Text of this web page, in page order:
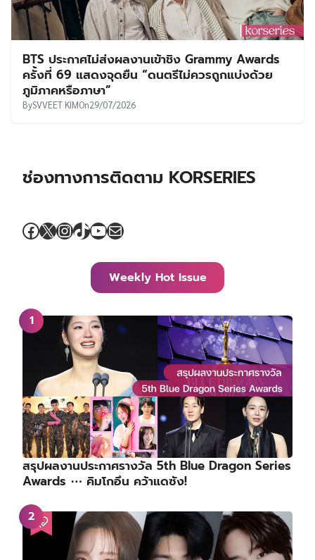
BTS ประกาศไม่ส่งผลงานเข้าชิง Grammy Awards
ครั้งที่ 69 แสดงจุดยืน “ดนตรีไม่ควรถูกแบ่งด้วย
ภูมิภาคหรือภาษา”
BySVVEET KIMOn29/07/2026
ช่องทางการติดตาม KORSERIES
Facebook
X Instagram
TikTok
YouTube
Mail
Weekly Hot Issue
สรุปผลงานประกาศรางวัล 5th Blue Dragon Series
Awards ⋯ คิมโกอึน คว้าแดซัง!